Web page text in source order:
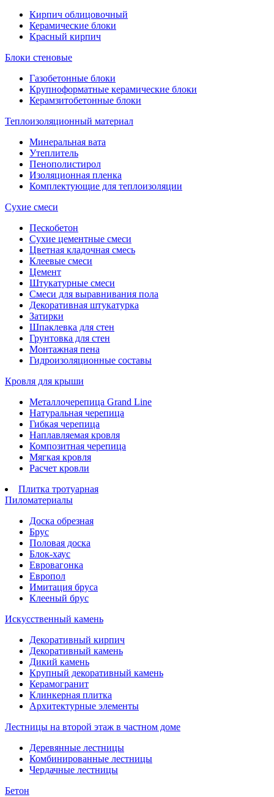
Кирпич облицовочный
Керамические блоки
Красный кирпич
Блоки стеновые
Газобетонные блоки
Крупноформатные керамические блоки
Керамзитобетонные блоки
Теплоизоляционный материал
Минеральная вата
Утеплитель
Пенополистирол
Изоляционная пленка
Комплектующие для теплоизоляции
Сухие смеси
Пескобетон
Сухие цементные смеси
Цветная кладочная смесь
Клеевые смеси
Цемент
Штукатурные смеси
Смеси для выравнивания пола
Декоративная штукатурка
Затирки
Шпаклевка для стен
Грунтовка для стен
Монтажная пена
Гидроизоляционные составы
Кровля для крыши
Металлочерепица Grand Line
Натуральная черепица
Гибкая черепица
Наплавляемая кровля
Композитная черепица
Мягкая кровля
Расчет кровли
Плитка тротуарная
Пиломатериалы
Доска обрезная
Брус
Половая доска
Блок-хаус
Евровагонка
Европол
Имитация бруса
Клееный брус
Искусственный камень
Декоративный кирпич
Декоративный камень
Дикий камень
Крупный декоративный камень
Керамогранит
Клинкерная плитка
Архитектурные элементы
Лестницы на второй этаж в частном доме
Деревянные лестницы
Комбинированные лестницы
Чердачные лестницы
Бетон